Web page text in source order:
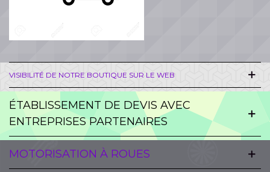
VISIBILITÉ DE NOTRE BOUTIQUE SUR LE WEB
ÉTABLISSEMENT DE DEVIS AVEC
ENTREPRISES PARTENAIRES
MOTORISATION À ROUES